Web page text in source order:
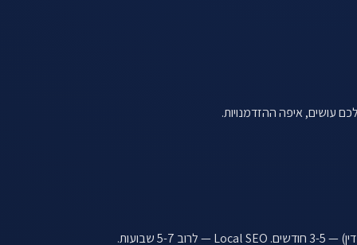
עושים, איפה ההזדמנויות.